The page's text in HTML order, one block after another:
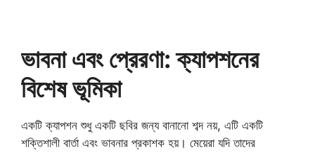
ভাবনা এবং প্রেরণা: ক্যাপশনের
বিশেষ ভূমিকা
একটি ক্যাপশন শুধু একটি ছবির জন্য বানানো শব্দ নয়, এটি একটি
শক্তিশালী বার্তা এবং ভাবনার প্রকাশক হয়। মেয়েরা যদি তাদের